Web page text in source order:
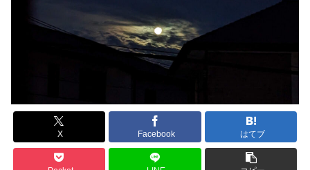
X Facebook はてブ